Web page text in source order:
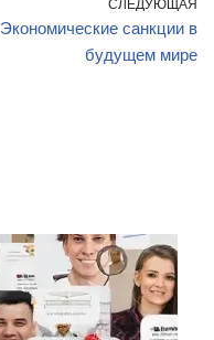
СЛЕДУЮЩАЯ
Экономические санкции в
будущем мире